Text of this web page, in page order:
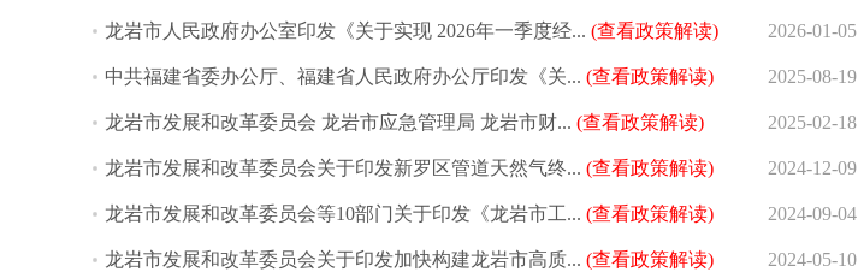
龙岩市人民政府办公室印发《关于实现 2026年一季度经... (查看政策解读) 2026-01-05
中共福建省委办公厅、福建省人民政府办公厅印发《关... (查看政策解读) 2025-08-19
龙岩市发展和改革委员会 龙岩市应急管理局 龙岩市财... (查看政策解读) 2025-02-18
龙岩市发展和改革委员会关于印发新罗区管道天然气终... (查看政策解读) 2024-12-09
龙岩市发展和改革委员会等10部门关于印发《龙岩市工... (查看政策解读) 2024-09-04
龙岩市发展和改革委员会关于印发加快构建龙岩市高质... (查看政策解读) 2024-05-10